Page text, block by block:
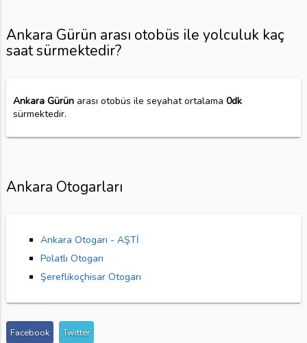
Ankara Gürün arası otobüs ile yolculuk kaç
saat sürmektedir?
Ankara Gürünarası otobüs ile seyahat ortalama 0dk
sürmektedir.
Ankara Otogarları
Ankara Otogarı - AŞTİ
Polatlı Otogarı
Şereflikoçhisar Otogarı
Facebook Twitter